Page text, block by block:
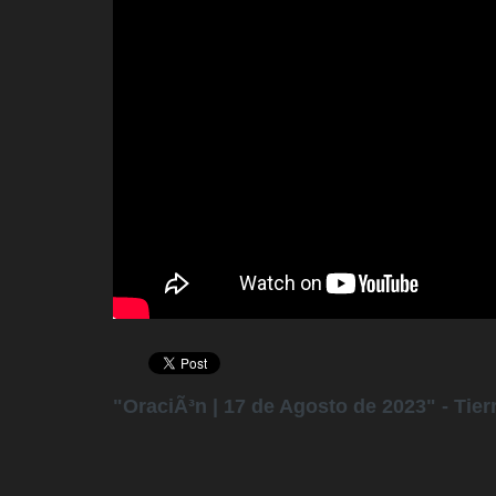
"OraciÃ³n | 17 de Agosto de 2023" -